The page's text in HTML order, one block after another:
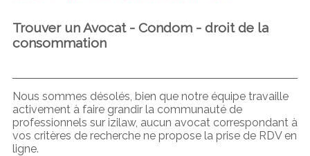
Trouver un Avocat - Condom - droit de la
consommation
Nous sommes désolés, bien que notre équipe travaille
activement à faire grandir la communauté de
professionnels sur izilaw, aucun avocat correspondant à
vos critères de recherche ne propose la prise de RDV en
ligne.